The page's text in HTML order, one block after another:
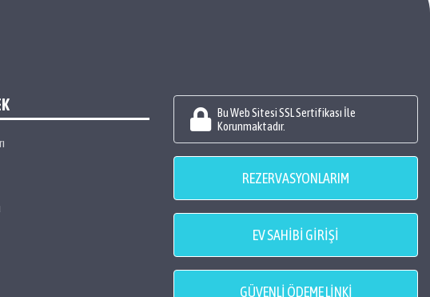
Bu Web Sitesi SSL Sertifikası İle
Korunmaktadır.
REZERVASYONLARIM
EV SAHİBİ GİRİŞİ
GÜVENLİ ÖDEME LİNKİ